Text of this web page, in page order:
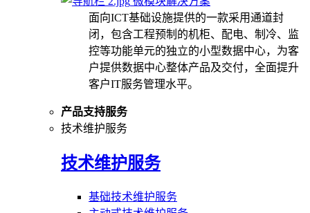
面向ICT基础设施提供的一款采用通道封
闭，包含工程预制的机柜、配电、制冷、监
控等功能单元的独立的小型数据中心，为客
户提供数据中心整体产品及交付，全面提升
客户IT服务管理水平。
产品支持服务
技术维护服务
技术维护服务
基础技术维护服务